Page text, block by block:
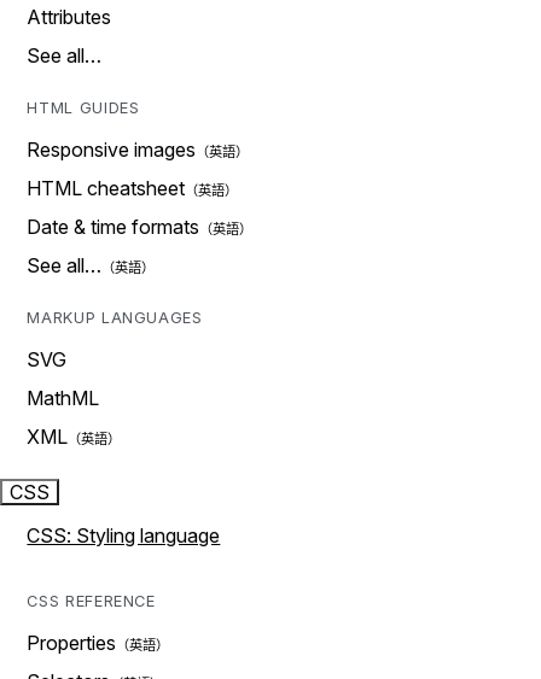
Attributes
See all…
HTML GUIDES
Responsive images
HTML cheatsheet
Date & time formats
See all…
MARKUP LANGUAGES
SVG
MathML
XML
CSS
CSS: Styling language
CSS REFERENCE
Properties